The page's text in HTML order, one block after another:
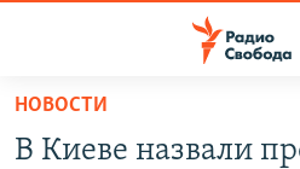
упрощенного
доступа
НОВОСТИ
В Киеве назвали